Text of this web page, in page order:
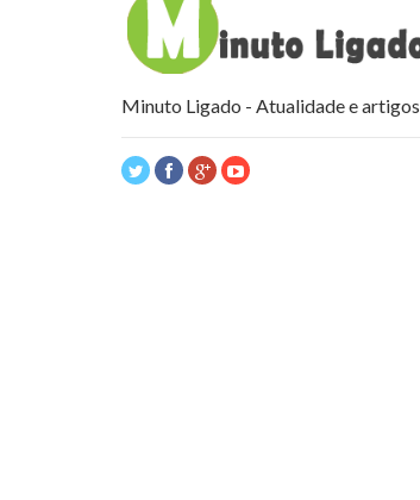
Minuto Ligado - Atualidade e artigos